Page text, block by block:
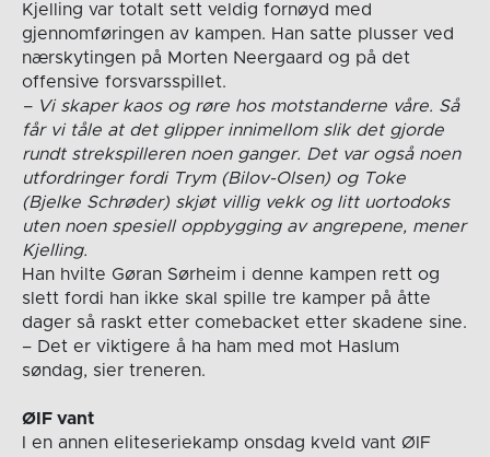
Kjelling var totalt sett veldig fornøyd med
gjennomføringen av kampen. Han satte plusser ved
nærskytingen på Morten Neergaard og på det
offensive forsvarsspillet.
– Vi skaper kaos og røre hos motstanderne våre. Så
får vi tåle at det glipper innimellom slik det gjorde
rundt strekspilleren noen ganger. Det var også noen
utfordringer fordi Trym (Bilov-Olsen) og Toke
(Bjelke Schrøder) skjøt villig vekk og litt uortodoks
uten noen spesiell oppbygging av angrepene, mener
Kjelling.
Han hvilte Gøran Sørheim i denne kampen rett og
slett fordi han ikke skal spille tre kamper på åtte
dager så raskt etter comebacket etter skadene sine.
– Det er viktigere å ha ham med mot Haslum
søndag, sier treneren.
ØIF vant
I en annen eliteseriekamp onsdag kveld vant ØIF